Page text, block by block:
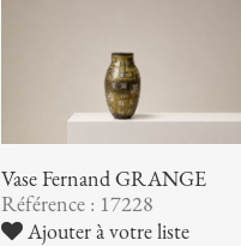
Vase Fernand GRANGE
Référence : 17228
Ajouter à votre liste